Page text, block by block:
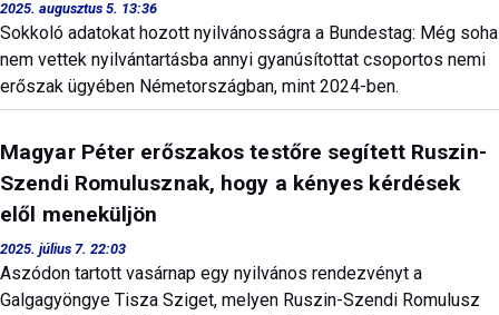
2025. augusztus 5. 13:36
Sokkoló adatokat hozott nyilvánosságra a Bundestag: Még soha
nem vettek nyilvántartásba annyi gyanúsítottat csoportos nemi
erőszak ügyében Németországban, mint 2024-ben.
Magyar Péter erőszakos testőre segített Ruszin-
Szendi Romulusznak, hogy a kényes kérdések
elől meneküljön
2025. július 7. 22:03
Aszódon tartott vasárnap egy nyilvános rendezvényt a
Galgagyöngye Tisza Sziget, melyen Ruszin-Szendi Romulusz